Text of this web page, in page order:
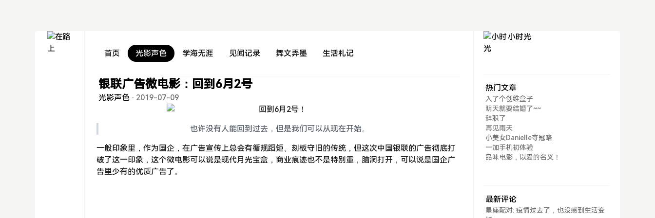
首页 光影声色 学海无涯 见闻记录 舞文弄墨 生活札记
银联广告微电影：回到6月2号
光影声色 · 2019-07-09
也许没有人能回到过去，但是我们可以从现在开始。
一般印象里，作为国企，在广告宣传上总会有循规蹈矩、刻板守旧的传统，但这次中国银联的广告彻底打
破了这一印象，这个微电影可以说是现代月光宝盒，商业痕迹也不是特别重，脑洞打开，可以说是国企广
告里少有的优质广告了。
小时光
热门文章
入了个创维盒子
明天就要结婚了~~
辞职了
再见雨天
小美女Danielle夺冠咯
一加手机初体验
品味电影，以爱的名义！
最新评论
星座配对: 疫情过去了，也没感到生活变